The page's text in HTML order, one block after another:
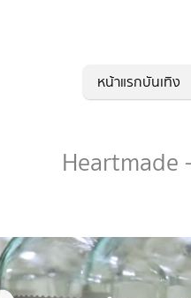
หน้าแรกบันเทิง
Heartmade